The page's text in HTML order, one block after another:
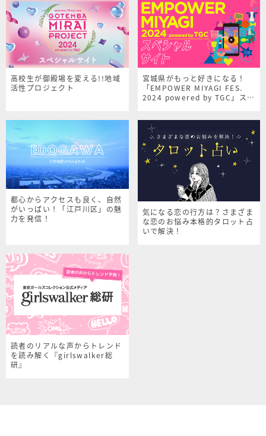
高校生が御殿場を変える!!地域
活性プロジェクト
宮城県がもっと好きになる！
「EMPOWER MIYAGI FES.
2024 powered by TGC」スペ
都心からアクセスも良く、自然
がいっぱい！「江戸川区」の魅
力を発信！
気になる恋の行方は？さまざま
な恋のお悩み本格的タロット占
いで解決！
読者のリアルな声からトレンド
を読み解く『girlswalker総
研』